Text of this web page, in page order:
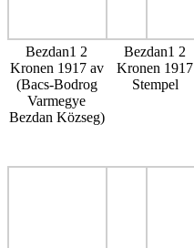
Bezdan1 2
Kronen 1917 av
(Bacs-Bodrog
Varmegye
Bezdan Közseg)
Bezdan1 2
Kronen 1917
Stempel